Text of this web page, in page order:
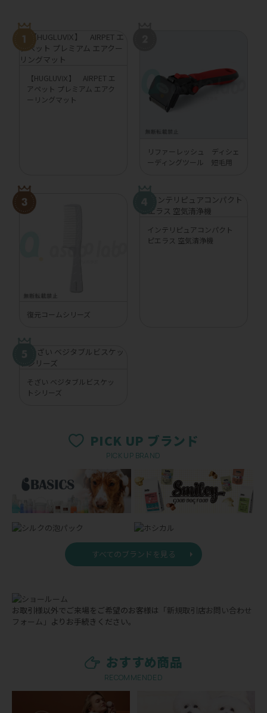
【HUGLUVⅨ】 AIRPET エ
アペット プレミアム エアク
ーリングマット
リファーレッシュ ディシェ
ーディングツール 短毛用
復元コームシリーズ
インテリピュアコンパクト
ピエラス 空気清浄機
そざい ベジタブルビスケッ
トシリーズ
PICK UP ブランド
PICK UP BRAND
すべてのブランドを見る
お取引様以外でご来場をご希望のお客様は 「新規取引店お問い合わせ
フォーム」 よりお手続きください。
おすすめ商品
RECOMMENDED